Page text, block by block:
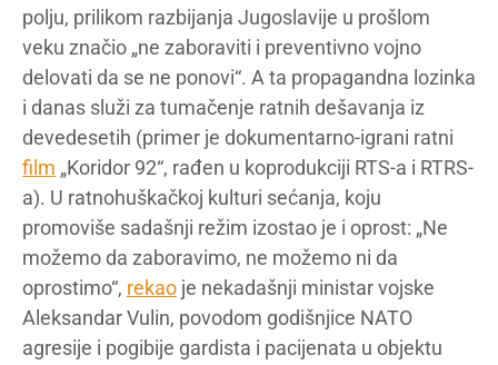
polju, prilikom razbijanja Jugoslavije u prošlom
veku značio „ne zaboraviti i preventivno vojno
delovati da se ne ponovi“. A ta propagandna lozinka
i danas služi za tumačenje ratnih dešavanja iz
devedesetih (primer je dokumentarno-igrani ratni
film „Koridor 92“, rađen u koprodukciji RTS-a i RTRS-
a). U ratnohuškačkoj kulturi sećanja, koju
promoviše sadašnji režim izostao je i oprost: „Ne
možemo da zaboravimo, ne možemo ni da
oprostimo“, rekao je nekadašnji ministar vojske
Aleksandar Vulin, povodom godišnjice NATO
agresije i pogibije gardista i pacijenata u objektu